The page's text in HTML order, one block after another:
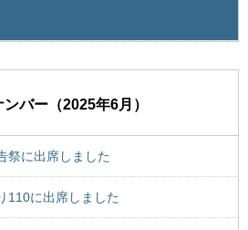
バー（2025年6月）
祭に出席しました
110に出席しました